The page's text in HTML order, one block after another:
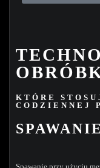
KTÓRE
CODZIENNEJ
SPAWANIE